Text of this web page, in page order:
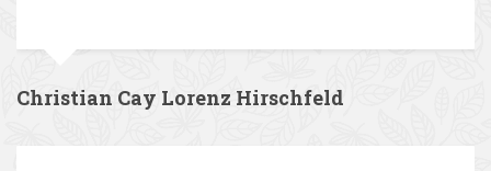
Christian Cay Lorenz Hirschfeld